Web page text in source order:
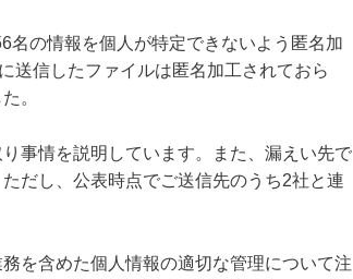
名の情報を個人が特定できないよう匿名加
送信したファイルは匿名加工されておら
。
事情を説明しています。また、漏えい先で
だし、公表時点でご送信先のうち2社と連
を含めた個人情報の適切な管理について注